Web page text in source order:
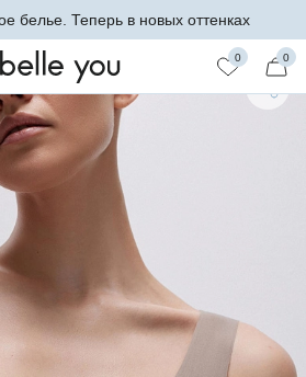
белье. Теперь в новых оттенках
0 0